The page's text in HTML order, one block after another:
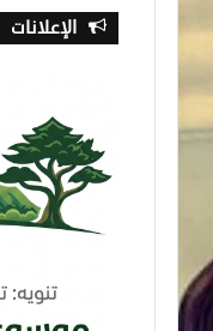
الإعلانات